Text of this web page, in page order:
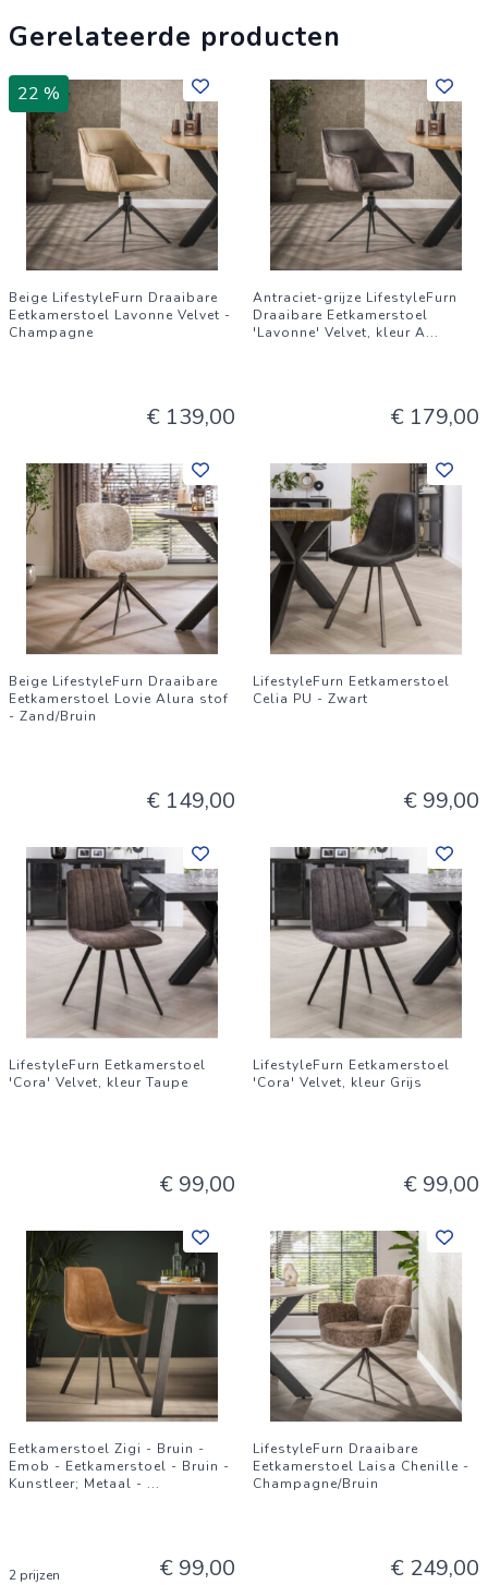
Gerelateerde producten
22 %
Beige LifestyleFurn Draaibare
Eetkamerstoel Lavonne Velvet -
Champagne
€ 139,00
Antraciet-grijze LifestyleFurn
Draaibare Eetkamerstoel
'Lavonne' Velvet, kleur A...
€ 179,00
Beige LifestyleFurn Draaibare
Eetkamerstoel Lovie Alura stof
- Zand/Bruin
€ 149,00
LifestyleFurn Eetkamerstoel
Celia PU - Zwart
€ 99,00
LifestyleFurn Eetkamerstoel
'Cora' Velvet, kleur Taupe
€ 99,00
LifestyleFurn Eetkamerstoel
'Cora' Velvet, kleur Grijs
€ 99,00
Eetkamerstoel Zigi - Bruin -
Emob - Eetkamerstoel - Bruin -
Kunstleer; Metaal - ...
2 prijzen € 99,00
LifestyleFurn Draaibare
Eetkamerstoel Laisa Chenille -
Champagne/Bruin
€ 249,00